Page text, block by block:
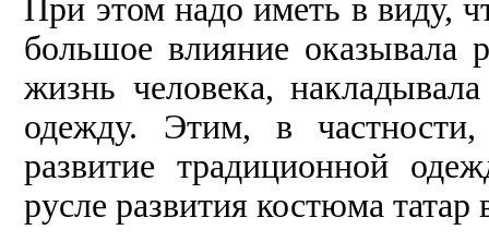
При этом надо иметь в виду,
большое влияние оказывала
жизнь человека,
одежду. Этим, в
развитие традиционной
русле развития костюма татар